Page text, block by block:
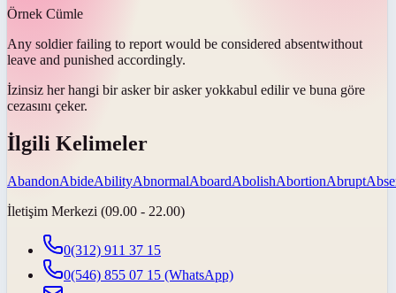
Örnek Cümle
Any soldier failing to report would be considered absentwithout
leave and punished accordingly.
İzinsiz her hangi bir asker bir asker yokkabul edilir ve buna göre
cezasını çeker.
İlgili Kelimeler
AbandonAbideAbilityAbnormalAboardAbolishAbortionAbrupt
İletişim Merkezi (09.00 - 22.00)
0(312) 911 37 15
0(546) 855 07 15 (WhatsApp)